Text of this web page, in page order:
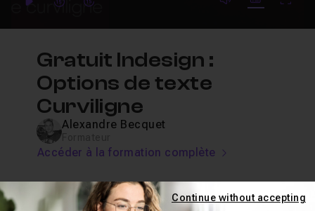
PlayForwardForward mute video
Subtitles
Gratuit Indesign :
Options de texte
Curviligne
Alexandre Becquet
Accéder à la formation complète